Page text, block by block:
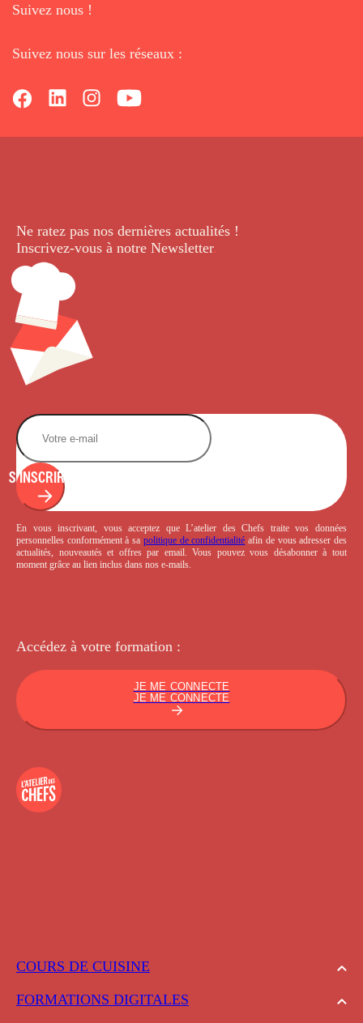
Suivez nous !
Suivez nous sur les réseaux :
COURS DE CUISINE
FORMATIONS DIGITALES
Ne ratez pas nos dernières actualités !
Inscrivez-vous à notre Newsletter.
S'INSCRIRE
En vous inscrivant, vous acceptez que L’atelier des Chefs traite vos données
personnelles conformément à sa politique de confidentialité afin de vous adresser des
actualités, nouveautés et offres par email. Vous pouvez vous désabonner à tout
moment grâce au lien inclus dans nos e-mails.
Accédez à votre formation :
JE ME CONNECTE
JE ME CONNECTE